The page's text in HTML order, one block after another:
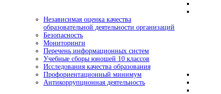
Независимая оценка качества
образовательной деятельности организаций
Безопасность
Мониторинги
Перечень информационных систем
Учебные сборы юношей 10 классов
Исследования качества образования
Профориентационный минимум
Антикоррупционная деятельность